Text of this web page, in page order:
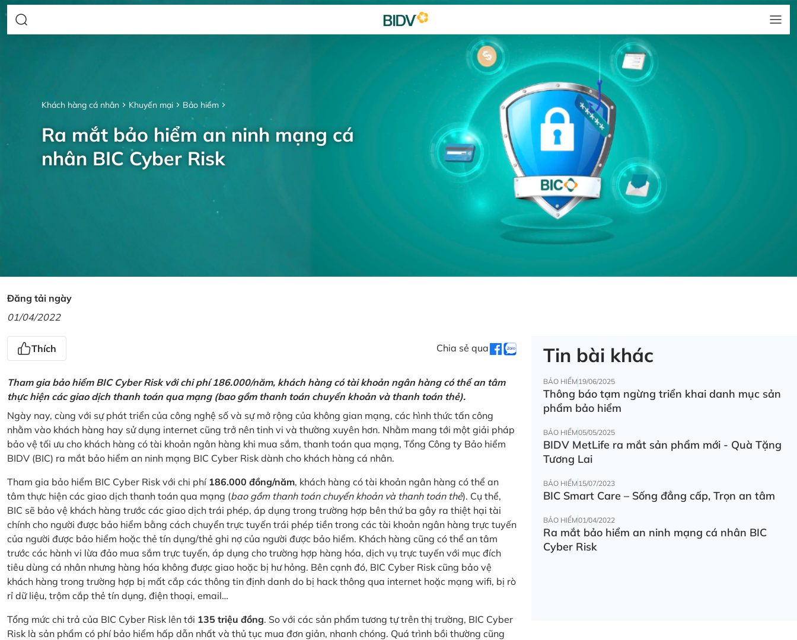
Khách hàng cá nhân Khuyến mại Bảo hiểm
Ra mắt bảo hiểm an ninh mạng cá
nhân BIC Cyber Risk
Đăng tải ngày
01/04/2022
Thích Chia sẻ qua
Tham gia bảo hiểm BIC Cyber Risk với chi phí 186.000/năm, khách hàng có tài khoản ngân hàng có thể an tâm
thực hiện các giao dịch thanh toán qua mạng (bao gồm thanh toán chuyển khoản và thanh toán thẻ).
Ngày nay, cùng với sự phát triển của công nghệ số và sự mở rộng của không gian mạng, các hình thức tấn công
nhằm vào khách hàng hay sử dụng internet cũng trở nên tinh vi và thường xuyên hơn. Nhằm mang tới một giải pháp
bảo vệ tối ưu cho khách hàng có tài khoản ngân hàng khi mua sắm, thanh toán qua mạng, Tổng Công ty Bảo hiểm
BIDV (BIC) ra mắt bảo hiểm an ninh mạng BIC Cyber Risk dành cho khách hàng cá nhân.
Tham gia bảo hiểm BIC Cyber Risk với chi phí 186.000 đồng/năm, khách hàng có tài khoản ngân hàng có thể an
tâm thực hiện các giao dịch thanh toán qua mạng (bao gồm thanh toán chuyển khoản và thanh toán thẻ). Cụ thể,
BIC sẽ bảo vệ khách hàng trước các giao dịch trái phép, áp dụng trong trường hợp bên thứ ba gây ra thiệt hại tài
chính cho người được bảo hiểm bằng cách chuyển trực tuyến trái phép tiền trong các tài khoản ngân hàng trực tuyến
của người được bảo hiểm hoặc thẻ tín dụng/thẻ ghi nợ của người được bảo hiểm. Khách hàng cũng có thể an tâm
trước các hành vi lừa đảo mua sắm trực tuyến, áp dụng cho trường hợp hàng hóa, dịch vụ trực tuyến với mục đích
tiêu dùng cá nhân nhưng hàng hóa không được giao hoặc bị hư hỏng. Bên cạnh đó, BIC Cyber Risk cũng bảo vệ
khách hàng trong trường hợp bị mất cắp các thông tin định danh do bị hack thông qua internet hoặc mạng wifi, bị rò
rỉ dữ liệu, trộm cắp thẻ tín dụng, điện thoại, email…
Tổng mức chi trả của BIC Cyber Risk lên tới 135 triệu đồng. So với các sản phẩm tương tự trên thị trường, BIC Cyber
Risk là sản phẩm có phí bảo hiểm hấp dẫn nhất và thủ tục mua đơn giản, nhanh chóng. Quá trình bồi thường cũng
Tin bài khác
BẢO HIỂM19/06/2025
Thông báo tạm ngừng triển khai danh mục sản
phẩm bảo hiểm
BẢO HIỂM05/05/2025
BIDV MetLife ra mắt sản phẩm mới - Quà Tặng
Tương Lai
BẢO HIỂM15/07/2023
BIC Smart Care – Sống đẳng cấp, Trọn an tâm
BẢO HIỂM01/04/2022
Ra mắt bảo hiểm an ninh mạng cá nhân BIC
Cyber Risk